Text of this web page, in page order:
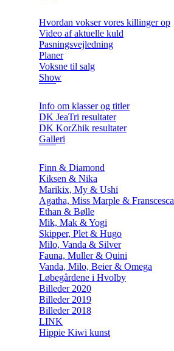
Hvordan vokser vores killinger op
Video af aktuelle kuld
Pasningsvejledning
Planer
Voksne til salg
Show
Info om klasser og titler
DK JeaTri resultater
DK KorZhik resultater
Galleri
Finn & Diamond
Kiksen & Nika
Marikix, My & Ushi
Agatha, Miss Marple & Franscesca
Ethan & Bølle
Mik, Mak & Yogi
Skipper, Plet & Hugo
Milo, Vanda & Silver
Fauna, Muller & Quini
Vanda, Milo, Beier & Omega
Løbegårdene i Hvolby
Billeder 2020
Billeder 2019
Billeder 2018
LINK
Hippie Kiwi kunst